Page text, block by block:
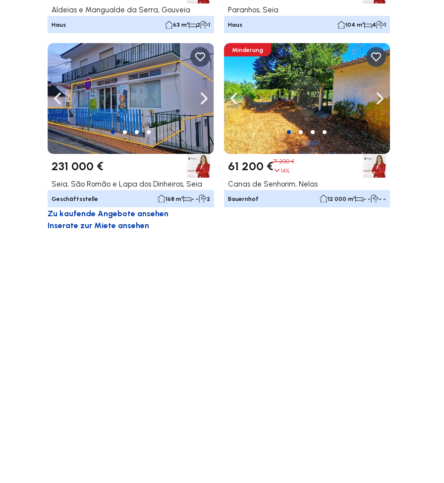
Aldeias e Mangualde da Serra, Gouveia
Haus 63 m² 2 1
Paranhos, Seia
Haus 104 m² 4 1
Nach links navigieren Nach rechts navigieren
231 000 €
Seia, São Romão e Lapa dos Dinheiros, Seia
Geschäftsstelle 168 m² - - 2
Nach links navigieren Nach rechts
Minderung
61 200 €71 200 €
14%
Canas de Senhorim, Nelas
Bauernhof 12 000 m² - - - -
Zu kaufende Angebote ansehen
Inserate zur Miete ansehen